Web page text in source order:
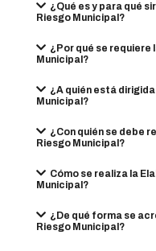
¿Qué es y para qué
Riesgo Municipal?
¿Por qué se requiere
Municipal?
¿A quién está
Municipal?
¿Con quién se debe
Riesgo Municipal?
Cómo se realiza la
Municipal?
¿De qué forma se
Riesgo Municipal?